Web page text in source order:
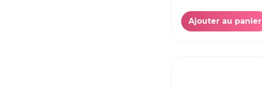
Ajouter au panier